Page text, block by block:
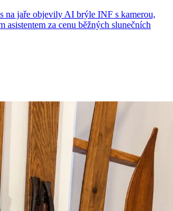
na jaře objevily AI brýle INF s kamerou,
asistentem za cenu běžných slunečních